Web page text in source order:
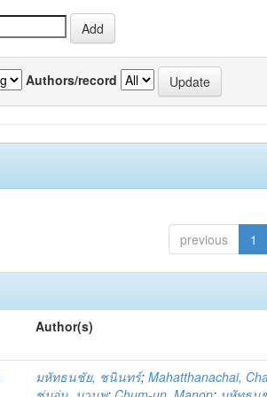
Authors/record
previous 1
Author(s)
มหัทธนชัย, ชนินทร์;Mahatthanachai,